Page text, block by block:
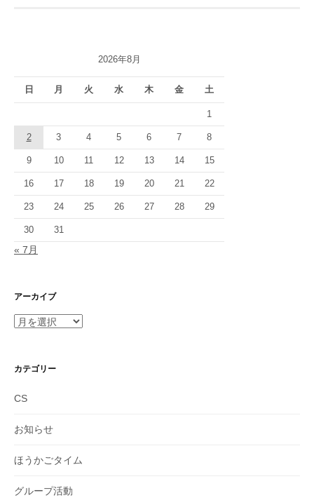
シ
ョ
ン
2026年8月
日 月 火 水 木 金 土
1
2 3 4 5 6 7 8
9 10 11 12 13 14 15
16 17 18 19 20 21 22
23 24 25 26 27 28 29
30 31
« 7月
アーカイブ
ア
イ
カテゴリー
CS
お知らせ
ほうかごタイム
グループ活動